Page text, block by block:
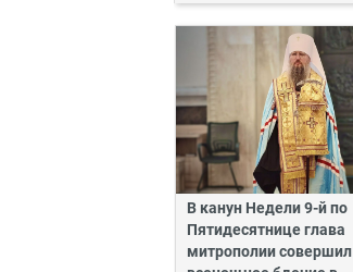
В канун Недели 9-й по
Пятидесятнице глава
митрополии совершил